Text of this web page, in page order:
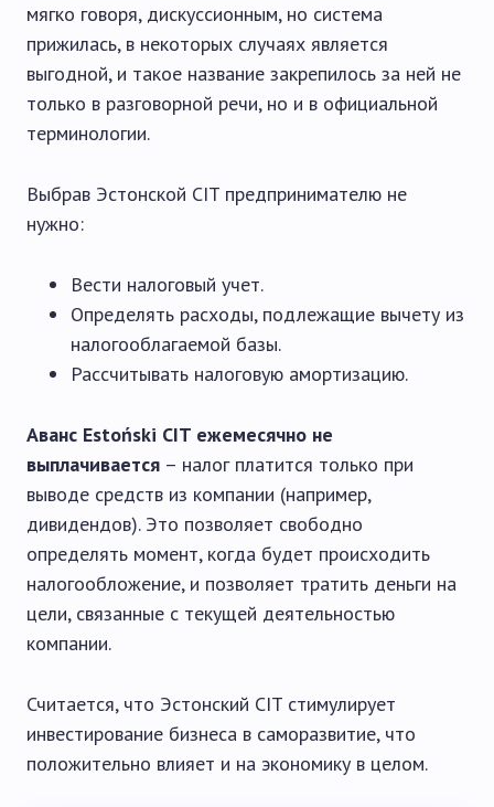
мягко говоря, дискуссионным, но система
прижилась, в некоторых случаях является
выгодной, и такое название закрепилось за ней не
только в разговорной речи, но и в официальной
терминологии.
Выбрав Эстонской CIT предпринимателю не
нужно:
Вести налоговый учет.
Определять расходы, подлежащие вычету из
налогооблагаемой базы.
Рассчитывать налоговую амортизацию.
Аванс Estoński CIT ежемесячно не
выплачивается – налог платится только при
выводе средств из компании (например,
дивидендов). Это позволяет свободно
определять момент, когда будет происходить
налогообложение, и позволяет тратить деньги на
цели, связанные с текущей деятельностью
компании.
Считается, что Эстонский CIT стимулирует
инвестирование бизнеса в саморазвитие, что
положительно влияет и на экономику в целом.